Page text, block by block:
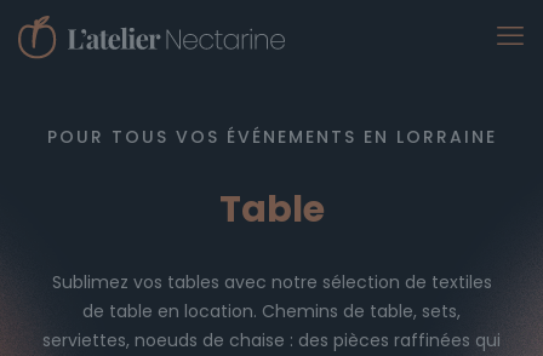
POUR TOUS VOS ÉVÉNEMENTS EN LORRAINE
Table
Sublimez vos tables avec notre sélection de textiles
de table en location. Chemins de table, sets,
serviettes, noeuds de chaise : des pièces raffinées qui